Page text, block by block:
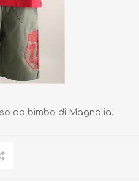
da bimbo di Magnolia.